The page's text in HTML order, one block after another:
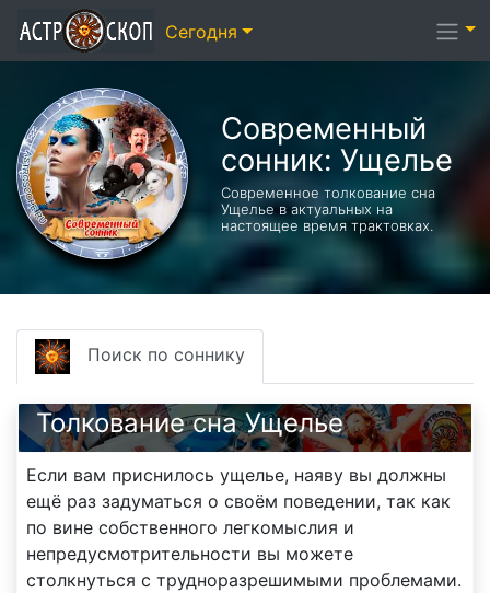
Современный
сонник: Ущелье
Современное толкование сна
Ущелье в актуальных на
настоящее время трактовках.
Поиск по соннику
Толкование сна Ущелье
Если вам приснилось ущелье, наяву вы должны
ещё раз задуматься о своём поведении, так как
по вине собственного легкомыслия и
непредусмотрительности вы можете
столкнуться с трудноразрешимыми проблемами.
Сегодня